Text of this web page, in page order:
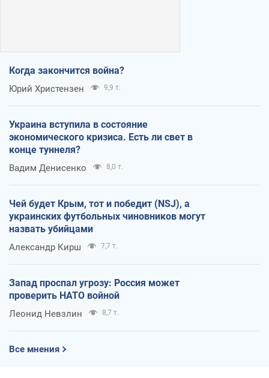
Когда закончится война?
Юрий Христензен 9,9 т.
Украина вступила в состояние
экономического кризиса. Есть ли свет в
конце туннеля?
Вадим Денисенко 8,0 т.
Чей будет Крым, тот и победит (NSJ), а
украинских футбольных чиновников могут
назвать убийцами
Александр Кирш 7,7 т.
Запад проспал угрозу: Россия может
проверить НАТО войной
Леонид Невзлин 8,7 т.
Все мнения